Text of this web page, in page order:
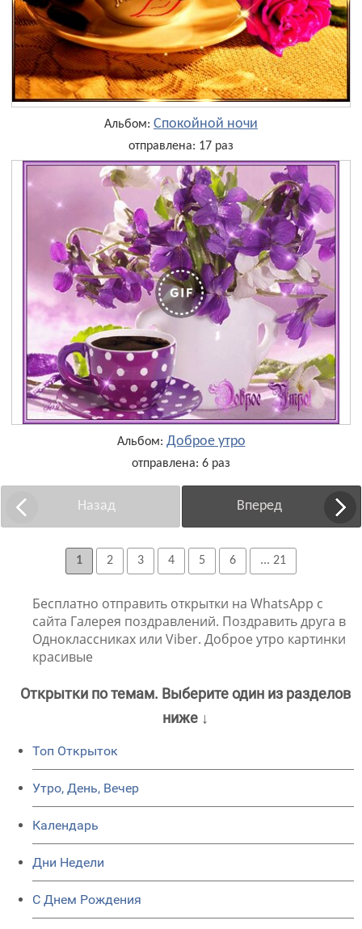
Альбом: Спокойной ночи
отправлена: 17 раз
Альбом: Доброе утро
отправлена: 6 раз
Назад Вперед
1 2 3 4 5 6 ... 21
Бесплатно отправить открытки на WhatsApp с
сайта Галерея поздравлений. Поздравить друга в
Одноклассниках или Viber. Доброе утро картинки
красивые
Открытки по темам. Выберите один из разделов
ниже ↓
Топ Открыток
Утро, День, Вечер
Календарь
Дни Недели
C Днем Рождения